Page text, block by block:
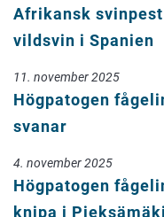
Afrikansk
vildsvin i Spanien
11. november 2025
Högpatogen
svanar
4. november 2025
Högpatogen
knipa i Pieksämäki